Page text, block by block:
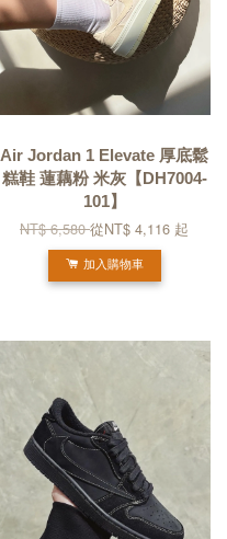
Air Jordan 1 Elevate 厚底鬆
糕鞋 蓮藕粉 米灰【DH7004-
101】
NT$ 6,580從NT$ 4,116 起
加入購物車